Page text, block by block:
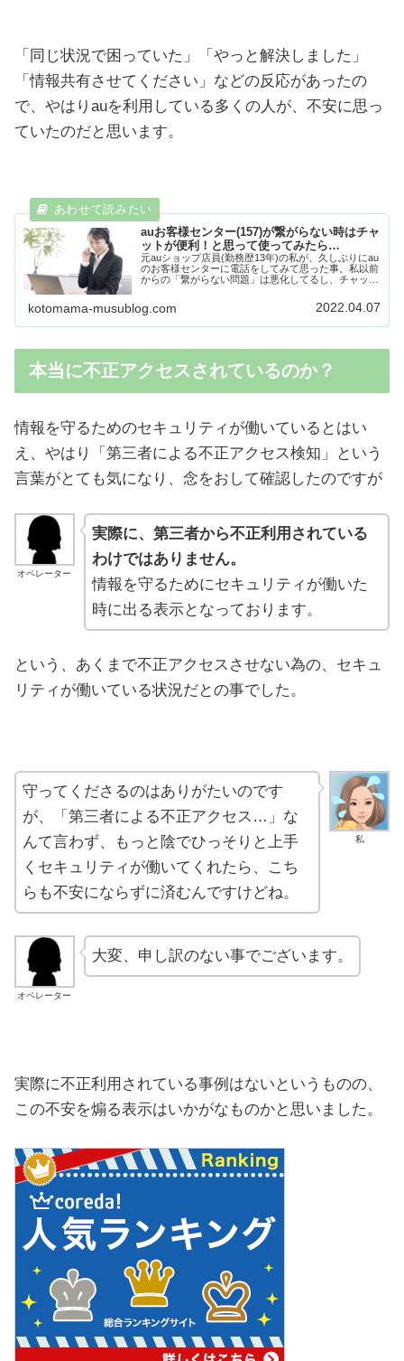
「同じ状況で困っていた」「やっと解決しました」
「情報共有させてください」などの反応があったの
で、やはりauを利用している多くの人が、不安に思っ
ていたのだと思います。
auお客様センター(157)が繋がらない時はチャ
ットが便利！と思って使ってみたら…
元auショップ店員(勤務歴13年)の私が、久しぶりにau
のお客様センターに電話をしてみて思った事。私以前
からの「繋がらない問題」は悪化してるし、チャット
義で祖母が使用しているauの簡単ケータイ...
kotomama-musublog.com 2022.04.07
本当に不正アクセスされているのか？
情報を守るためのセキュリティが働いているとはい
え、やはり「第三者による不正アクセス検知」という
言葉がとても気になり、念をおして確認したのですが
オペレーター
実際に、第三者から不正利用されている
わけではありません。
情報を守るためにセキュリティが働いた
時に出る表示となっております。
という、あくまで不正アクセスさせない為の、セキュ
リティが働いている状況だとの事でした。
私
守ってくださるのはありがたいのです
が、「第三者による不正アクセス…」な
んて言わず、もっと陰でひっそりと上手
くセキュリティが働いてくれたら、こち
らも不安にならずに済むんですけどね。
オペレーター
大変、申し訳のない事でございます。
実際に不正利用されている事例はないというものの、
この不安を煽る表示はいかがなものかと思いました。